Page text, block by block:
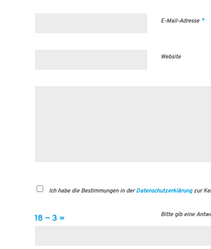
E-Mail-Adresse *
Website
Ich habe die Bestimmungen in derDatenschutzerklärungzur
Bitte gib eine
18 − 3 =